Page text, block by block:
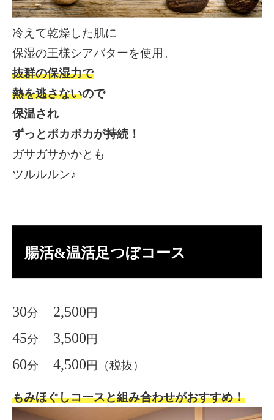
冷えて乾燥した肌に
保湿の王様シアバターを使用。
抜群の保湿力で
熱を逃さないので
保温され
ずっとポカポカが持続！
ガサガサかかとも
ツルルルン♪
腸活&温活足つぼコース
30分 2,500円
45分 3,500円
60分 4,500円（税抜）
もみほぐしコースと組み合わせがおすすめ！